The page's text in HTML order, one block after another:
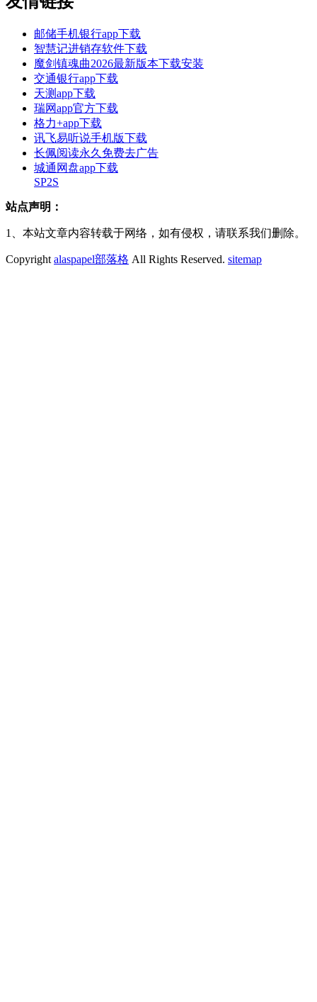
邮储手机银行app下载
智慧记进销存软件下载
魔剑镇魂曲2026最新版本下载安装
交通银行app下载
天测app下载
瑞网app官方下载
格力+app下载
讯飞易听说手机版下载
长佩阅读永久免费去广告
城通网盘app下载
SP2S
站点声明：
1、本站文章内容转载于网络，如有侵权，请联系我们删除。
Copyright alaspapel部落格 All Rights Reserved. sitemap